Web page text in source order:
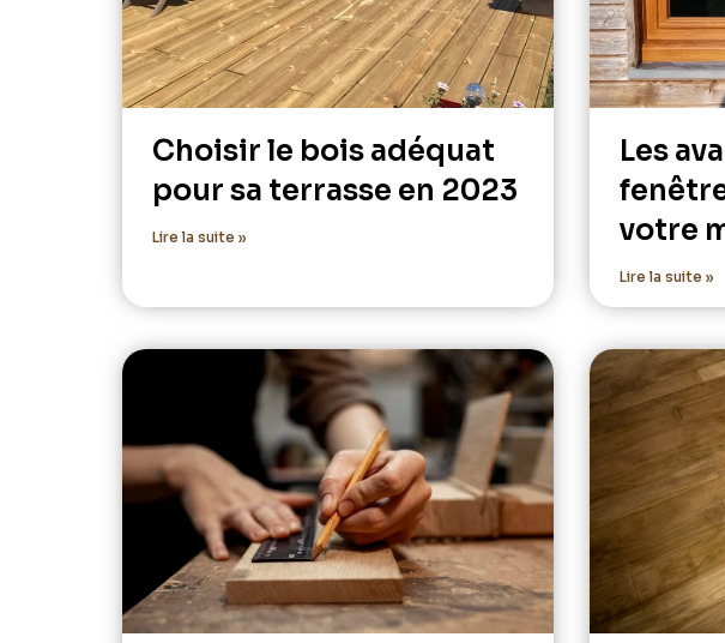
Choisir le bois adéquat
pour sa terrasse en 2023
Lire la suite »
Les
votre
Lire la suite »